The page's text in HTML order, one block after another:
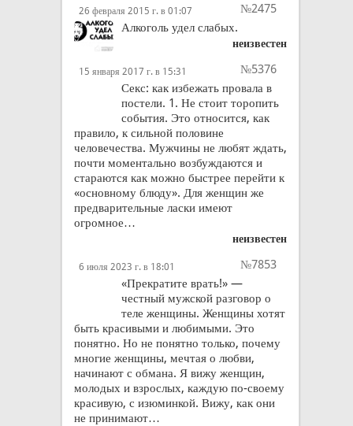
26 февраля 2015 г. в 01:07
№2475
Алкоголь удел слабых.
неизвестен
15 января 2017 г. в 15:31
№5376
Секс: как избежать провала в
постели. 1. Не стоит торопить
события. Это относится, как
правило, к сильной половине
человечества. Мужчины не любят ждать,
почти моментально возбуждаются и
стараются как можно быстрее перейти к
«основному блюду». Для женщин же
предварительные ласки имеют
огромное…
неизвестен
6 июля 2023 г. в 18:01
№7853
«Прекратите врать!» —
честный мужской разговор о
теле женщины. Женщины хотят
быть красивыми и любимыми. Это
понятно. Но не понятно только, почему
многие женщины, мечтая о любви,
начинают с обмана. Я вижу женщин,
молодых и взрослых, каждую по-своему
красивую, с изюминкой. Вижу, как они
не принимают…